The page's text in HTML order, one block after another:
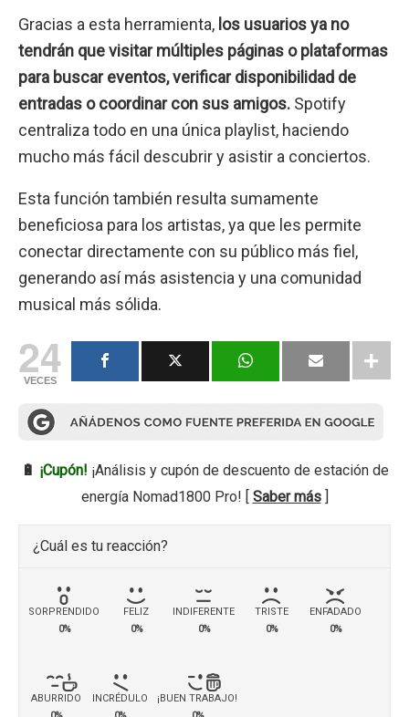
Gracias a esta herramienta, los usuarios ya no
tendrán que visitar múltiples páginas o plataformas
para buscar eventos, verificar disponibilidad de
entradas o coordinar con sus amigos. Spotify
centraliza todo en una única playlist, haciendo
mucho más fácil descubrir y asistir a conciertos.
Esta función también resulta sumamente
beneficiosa para los artistas, ya que les permite
conectar directamente con su público más fiel,
generando así más asistencia y una comunidad
musical más sólida.
24
VECES
🔋 ¡Cupón! ¡Análisis y cupón de descuento de estación de
energía Nomad1800 Pro! [ Saber más]
¿Cuál es tu reacción?
SORPRENDIDO
0%
FELIZ
0%
INDIFERENTE
0%
TRISTE
0%
ENFADADO
0%
ABURRIDO
INCRÉDULO
¡BUEN TRABAJO!